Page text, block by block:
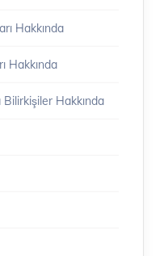
Hakkında
Hakkında
Hakkında